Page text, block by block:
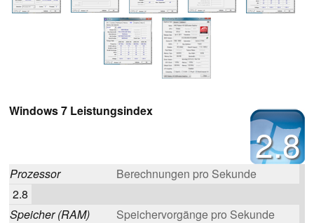
2.8
Windows 7 Leistungsindex
Prozessor
Berechnungen pro Sekunde
2.8
Speicher (RAM)
Speichervorgänge pro Sekunde